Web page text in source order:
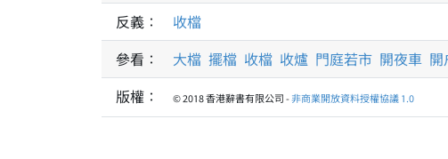
反義：
收檔
參看：
大檔 擺檔 收檔 收爐 門庭若市 開夜車 開
版權： © 2018 香港辭書有限公司 -非商業開放資料授權協議 1.0